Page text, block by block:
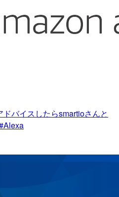
バイスしたらsmartioさんと